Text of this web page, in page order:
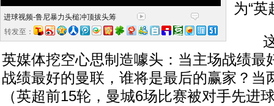
进球视频-鲁尼暴力头槌冲顶拔头筹
转发至：
为“英
这
英媒体挖空心思制造噱头：当主场战绩最
战绩最好的曼联，谁将是最后的赢家？当
（英超前15轮，曼城6场比赛被对手先进